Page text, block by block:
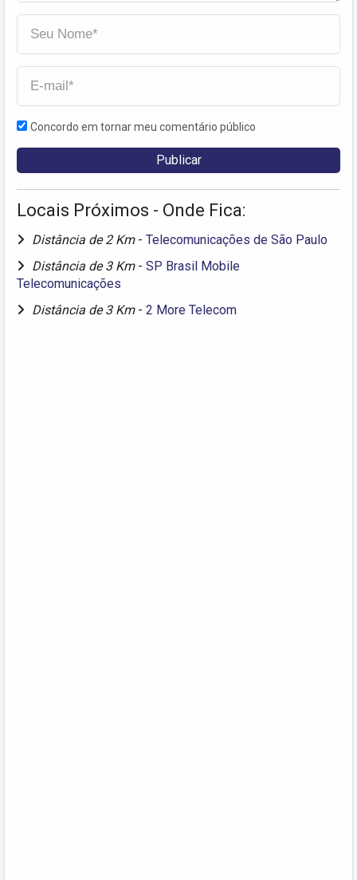
Concordo em tornar meu comentário público
Locais Próximos - Onde Fica:
Distância de 2 Km - Telecomunicações de São Paulo
Distância de 3 Km - SP Brasil Mobile
Telecomunicações
Distância de 3 Km - 2 More Telecom